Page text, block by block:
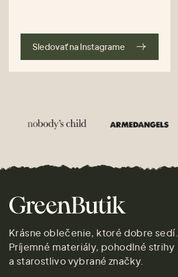
Sledovať na Instagrame
Krásne oblečenie, ktoré dobre sedí.
Príjemné materiály, pohodlné strihy
a starostlivo vybrané značky.